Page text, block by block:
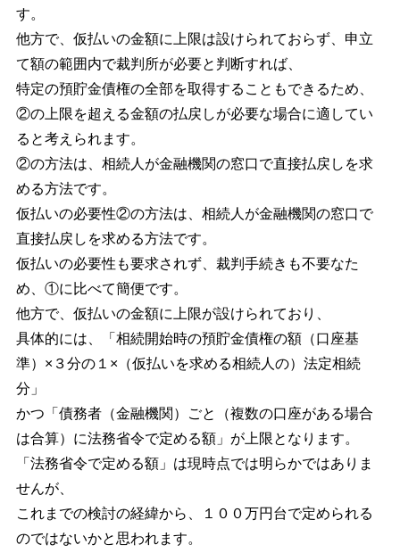
す。
他方で、仮払いの金額に上限は設けられておらず、申立
て額の範囲内で裁判所が必要と判断すれば、
特定の預貯金債権の全部を取得することもできるため、
②の上限を超える金額の払戻しが必要な場合に適してい
ると考えられます。
②の方法は、相続人が金融機関の窓口で直接払戻しを求
める方法です。
仮払いの必要性②の方法は、相続人が金融機関の窓口で
直接払戻しを求める方法です。
仮払いの必要性も要求されず、裁判手続きも不要なた
め、①に比べて簡便です。
他方で、仮払いの金額に上限が設けられており、
具体的には、「相続開始時の預貯金債権の額（口座基
準）×３分の１×（仮払いを求める相続人の）法定相続
分」
かつ「債務者（金融機関）ごと（複数の口座がある場合
は合算）に法務省令で定める額」が上限となります。
「法務省令で定める額」は現時点では明らかではありま
せんが、
これまでの検討の経緯から、１００万円台で定められる
のではないかと思われます。